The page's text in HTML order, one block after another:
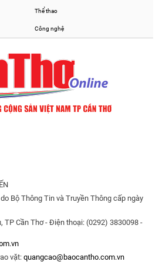
Thể thao
Công nghệ
Bộ Thông Tin và Truyền Thông cấp ngày
TP Cần Thơ - Điện thoại: (0292) 3830098 -
vặt: quangcao@baocantho.com.vn